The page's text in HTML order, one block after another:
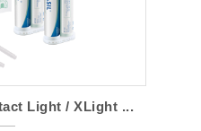
Light / XLight ...